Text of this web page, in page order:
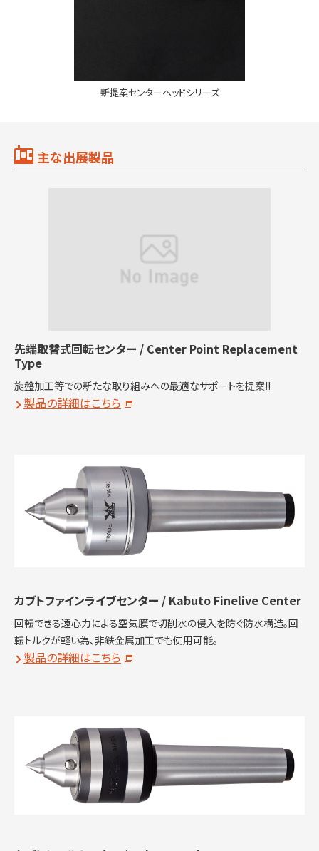
新提案センターヘッドシリーズ
主な出展製品
先端取替式回転センター / Center Point Replacement
Type
旋盤加工等での新たな取り組みへの最適なサポートを提案!!
製品の詳細はこちら
カブトファインライブセンター / Kabuto Finelive Center
回転できる遠心力による空気膜で切削水の侵入を防ぐ防水構造。回
転トルクが軽い為、非鉄金属加工でも使用可能。
製品の詳細はこちら